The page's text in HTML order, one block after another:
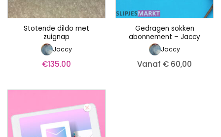
Stotende dildo met
zuignap
Jaccy
€135.00
Gedragen sokken
abonnement – Jaccy
Jaccy
Vanaf € 60,00